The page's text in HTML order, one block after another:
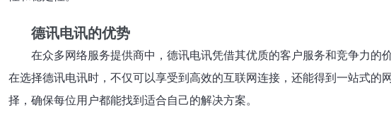
德讯电讯的优势
在众多网络服务提供商中，德讯电讯凭借其优质的客户服务和竞争力的
在选择德讯电讯时，不仅可以享受到高效的互联网连接，还能得到一站式
择，确保每位用户都能找到适合自己的解决方案。